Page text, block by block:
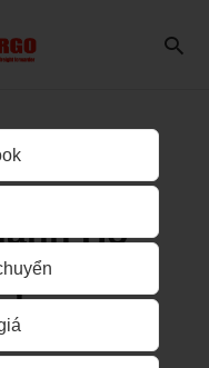
Hồ